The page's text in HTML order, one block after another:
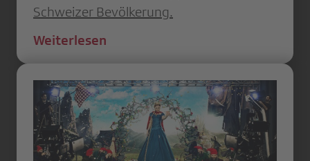
Schweizer Bevölkerung.
Weiterlesen